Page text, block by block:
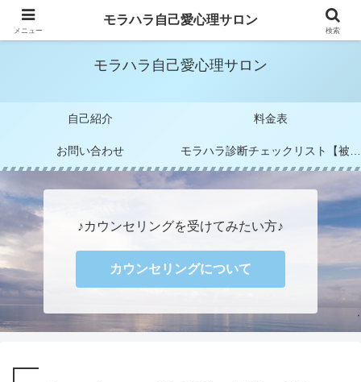
モラハラカウンセラー 阪元 未すず
モラハラ自己愛心理サロン
自己紹介 料金表
お問い合わせ
♪カウンセリングを受けてみたい方♪
カウンセリングについて
メニュー
モラハラ自己愛心理サロン
検索